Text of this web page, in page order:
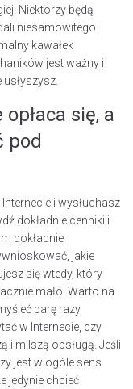
Niektórzy będą
niesamowitego
kawałek
jest ważny i
się, a
pod
i wysłuchasz
dokładnie cenniki i
dokładnie
jakie
się wtedy, który
mało. Warto na
parę razy.
w Internecie, czy
i milszą obsługą. Jeśli
jest w ogóle sens
jedynie chcieć